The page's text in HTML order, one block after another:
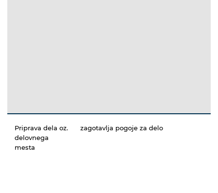
Priprava dela oz.
delovnega
mesta
zagotavlja pogoje za delo